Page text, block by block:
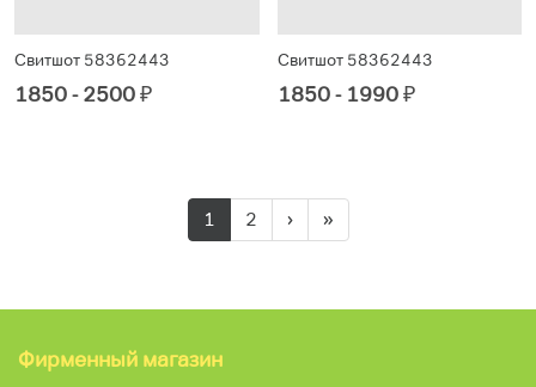
Свитшот 58362443
1850 - 2500₽
Свитшот 58362443
1850 - 1990₽
1 2 › »
Фирменный магазин